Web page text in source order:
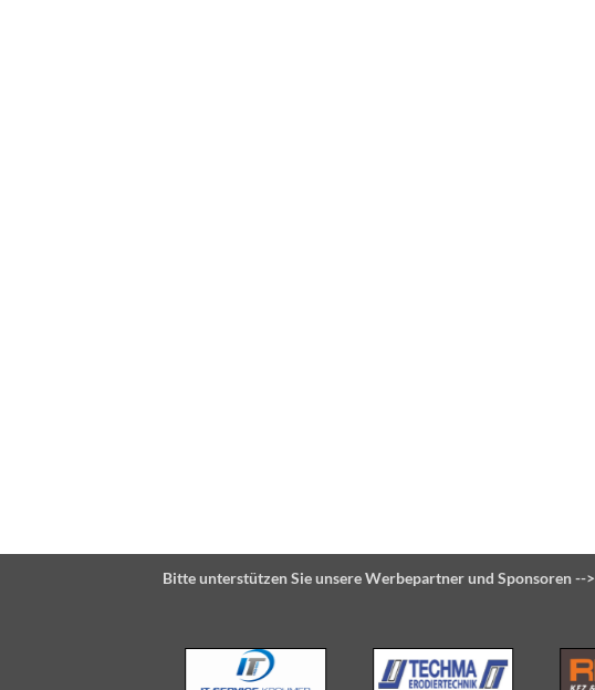
Bitte unterstützen Sie unsere Werbepartner und Sponsoren -->